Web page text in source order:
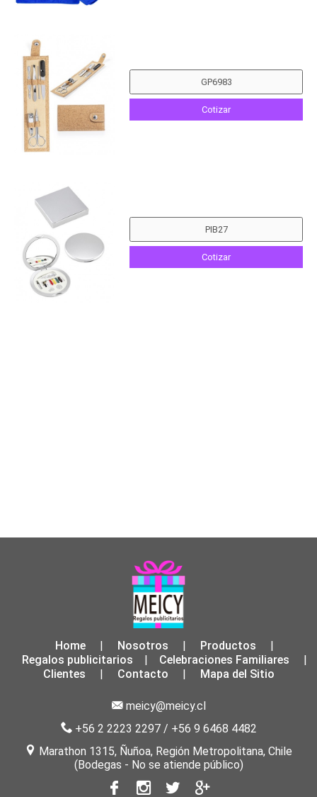
Cotizar
Cotizar
Home | Nosotros | Productos
|
Regalos publicitarios
Celebraciones Familiares
Clientes
Contacto Mapa del Sitio
meicy@meicy.cl
+56 2 2223 2297/ +56 9 6468 4482
Marathon 1315, Ñuñoa, Región Metropolitana, Chile
(Bodegas - No se atiende público)